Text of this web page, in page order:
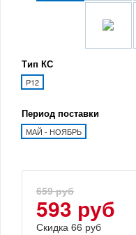
Тип КС
P12
Период поставки
МАЙ - НОЯБРЬ
659 руб
593 руб
Скидка 66 руб